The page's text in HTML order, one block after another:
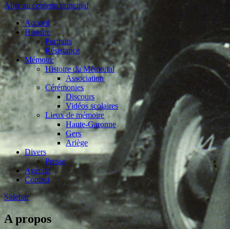
Aller au contenu principal
Accueil
Histoire
Portraits
Résistance
Mémoire
Histoire du Mémorial
Association
Cérémonies
Discours
Vidéos scolaires
Lieux de mémoire
Haute-Garonne
Gers
Ariège
Divers
Presse
Agenda
Contact
Sidebar
A propos